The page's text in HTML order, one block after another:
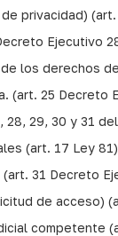
privacidad)
Ejecutivo
los derechos
(art. 25 Decreto
28, 29, 30 y 31
(art. 17 Ley 81)
31 Decreto
de acceso)
competente